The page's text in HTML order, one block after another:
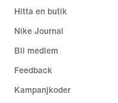
Hitta en butik
Nike Journal
Bli medlem
Feedback
Kampanjkoder